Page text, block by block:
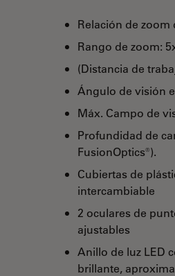
Relación de zoom
Rango de zoom:
(Distancia de
Ángulo de visión
Máx. Campo de
Profundidad de
FusionOptics®).
Cubiertas de
intercambiable
2 oculares de
ajustables
Anillo de luz LED
brillante,